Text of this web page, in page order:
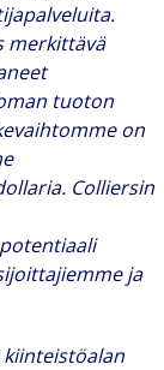
merkittävä
tuoton
on
Colliersin
ja
kiinteistöalan